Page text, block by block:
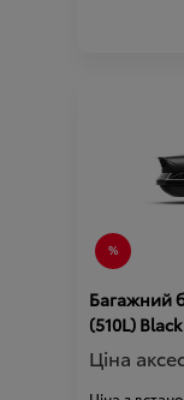
Багажний
(510L)
Ціна